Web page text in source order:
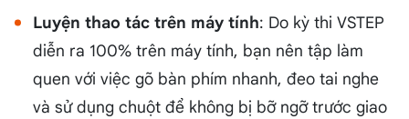
Luyện thao tác trên máy tính: Do kỳ thi VSTEP
diễn ra 100% trên máy tính, bạn nên tập làm
quen với việc gõ bàn phím nhanh, đeo tai nghe
và sử dụng chuột để không bị bỡ ngỡ trước giao